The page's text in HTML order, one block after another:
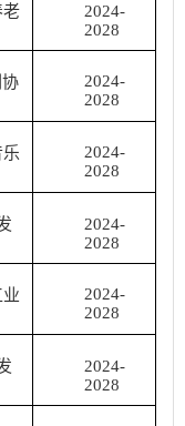
老
2024-
2028
2024-
2028
2024-
2028
2024-
2028
2024-
2028
2024-
2028